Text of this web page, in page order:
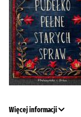
Więcej informacji